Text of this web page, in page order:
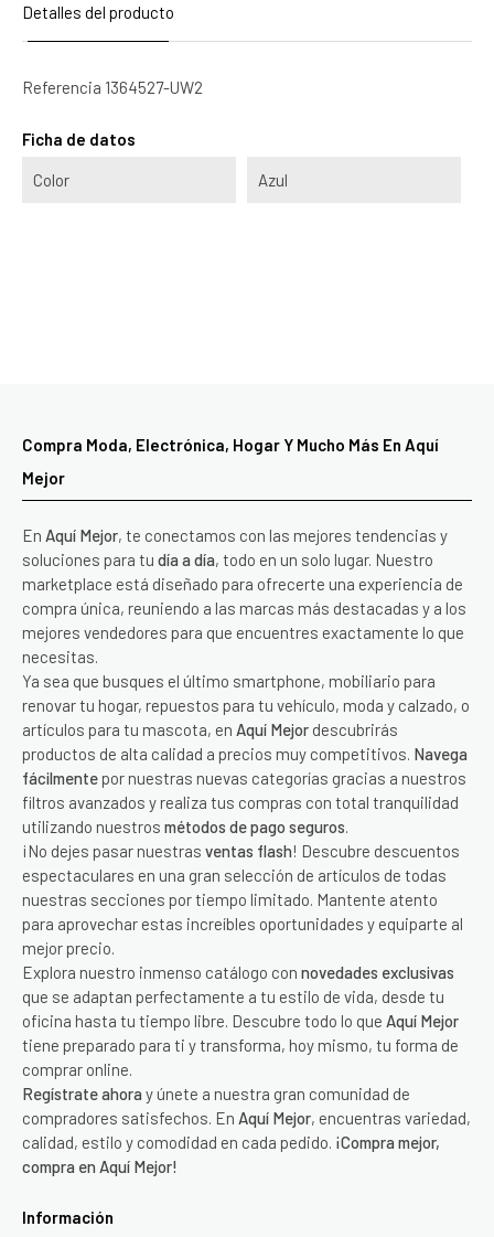
Detalles del producto
Referencia 1364527-UW2
Ficha de datos
Color Azul
Compra Moda, Electrónica, Hogar Y Mucho Más En Aquí
Mejor
En Aquí Mejor, te conectamos con las mejores tendencias y
soluciones para tu día a día, todo en un solo lugar. Nuestro
marketplace está diseñado para ofrecerte una experiencia de
compra única, reuniendo a las marcas más destacadas y a los
mejores vendedores para que encuentres exactamente lo que
necesitas.
Ya sea que busques el último smartphone, mobiliario para
renovar tu hogar, repuestos para tu vehículo, moda y calzado, o
artículos para tu mascota, en Aquí Mejor descubrirás
productos de alta calidad a precios muy competitivos. Navega
fácilmente por nuestras nuevas categorías gracias a nuestros
filtros avanzados y realiza tus compras con total tranquilidad
utilizando nuestros métodos de pago seguros.
¡No dejes pasar nuestras ventas flash! Descubre descuentos
espectaculares en una gran selección de artículos de todas
nuestras secciones por tiempo limitado. Mantente atento
para aprovechar estas increíbles oportunidades y equiparte al
mejor precio.
Explora nuestro inmenso catálogo con novedades exclusivas
que se adaptan perfectamente a tu estilo de vida, desde tu
oficina hasta tu tiempo libre. Descubre todo lo que Aquí Mejor
tiene preparado para ti y transforma, hoy mismo, tu forma de
comprar online.
Regístrate ahora y únete a nuestra gran comunidad de
compradores satisfechos. En Aquí Mejor, encuentras variedad,
calidad, estilo y comodidad en cada pedido. ¡Compra mejor,
compra en Aquí Mejor!
Información